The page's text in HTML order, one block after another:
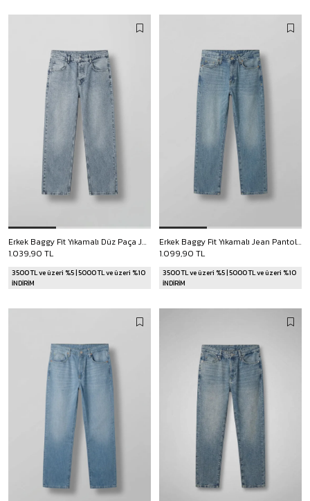
Erkek Baggy Fit Yıkamalı Düz Paça Jean Pantolon Açık Mavi
1.039,90 TL
3500 TL ve üzeri %5 | 5000 TL ve üzeri %10
İNDİRİM
Erkek Baggy Fit Yıkamalı Jean Pantolon Mavi
1.099,90 TL
3500 TL ve üzeri %5 | 5000 TL ve üzeri %10
İNDİRİM